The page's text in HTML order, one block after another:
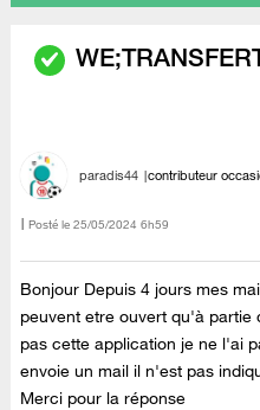
paradis44 contributeur
Posté le ‎25/05/2024 6h59
Bonjour Depuis 4 jours mes
peuvent etre ouvert qu'à
pas cette application je ne l'ai
envoie un mail il n'est pas
Merci pour la réponse